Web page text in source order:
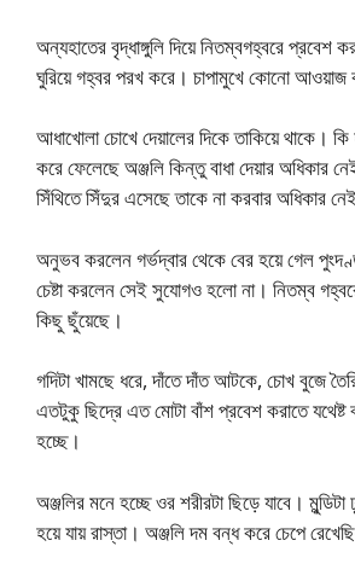
অন্যহাতের বৃদ্ধাঙ্গুলি দিয়ে নিতম্বগহ্বরে প্রবেশ
ঘুরিয়ে গহ্বর পরখ করে। চাপামুখে কোনো আওয়াজ
আধাখোলা চোখে দেয়ালের দিকে তাকিয়ে থাকে।
করে ফেলেছে অঞ্জলি কিন্তু বাধা দেয়ার অধিকার
সিঁথিতে সিঁদুর এসেছে তাকে না করবার অধিকার
অনুভব করলেন গর্ভদ্বার থেকে বের হয়ে গেল
চেষ্টা করলেন সেই সুযোগও হলো না। নিতম্ব
কিছু ছুঁয়েছে।
গদিটা খামছে ধরে, দাঁতে দাঁত আটকে, চোখ বুজে
এতটুকু ছিদ্রে এত মোটা বাঁশ প্রবেশ করাতে
হচ্ছে।
অঞ্জলির মনে হচ্ছে ওর শরীরটা ছিড়ে যাবে।
হয়ে যায় রাস্তা। অঞ্জলি দম বন্ধ করে চেপে